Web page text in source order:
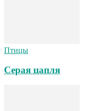
Птицы
Серая цапля